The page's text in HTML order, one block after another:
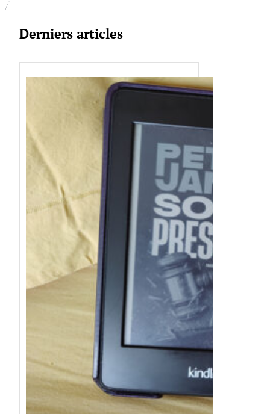
Derniers articles